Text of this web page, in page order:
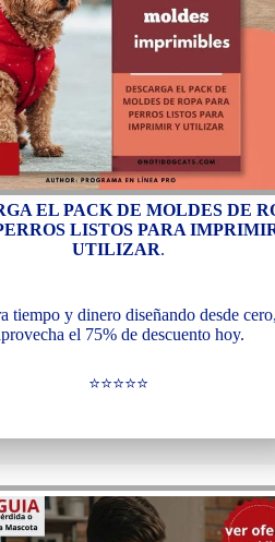
EL PACK DE MOLDES DE
LISTOS PARA
UTILIZAR.
tiempo y dinero diseñando desde cero,
el 75% de descuento hoy.
⭐⭐⭐⭐⭐